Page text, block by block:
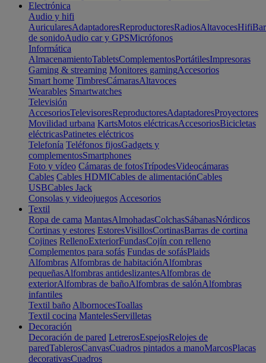
Electrónica
Audio y hifi
AuricularesAdaptadoresReproductoresRadiosAltavocesHifi
de sonidoAudio car y GPSMicrófonos
Informática
AlmacenamientoTabletsComplementosPortátilesImpresoras
Gaming & streaming Monitores gamingAccesorios
Smart home TimbresCámarasAltavoces
Wearables Smartwatches
Televisión
AccesoriosTelevisoresReproductoresAdaptadoresProyectores
Movilidad urbana KartsMotos eléctricasAccesoriosBicicletas
eléctricasPatinetes eléctricos
Telefonía Teléfonos fijosGadgets y
complementosSmartphones
Foto y vídeo Cámaras de fotosTrípodesVideocámaras
Cables Cables HDMICables de alimentaciónCables
USBCables Jack
Consolas y videojuegos Accesorios
Textil
Ropa de cama MantasAlmohadasColchasSábanasNórdicos
Cortinas y estores EstoresVisillosCortinasBarras de cortina
Cojines RellenoExteriorFundasCojín con relleno
Complementos para sofás Fundas de sofásPlaids
Alfombras Alfombras de habitaciónAlfombras
pequeñasAlfombras antideslizantesAlfombras de
exteriorAlfombras de bañoAlfombras de salónAlfombras
infantiles
Textil baño AlbornocesToallas
Textil cocina MantelesServilletas
Decoración
Decoración de pared LetrerosEspejosRelojes de
paredTablerosCanvasCuadros pintados a manoMarcosPlacas
decorativasCuadros